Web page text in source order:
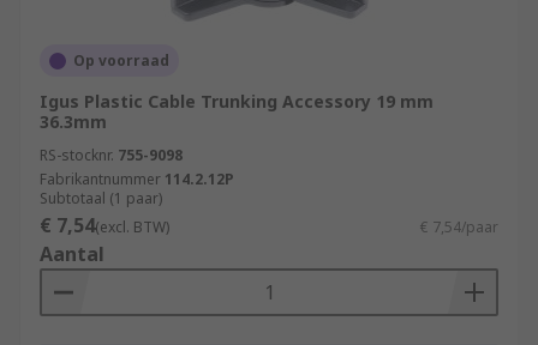
Op voorraad
Igus Plastic Cable Trunking Accessory 19 mm
36.3mm
RS-stocknr. 755-9098
Fabrikantnummer 114.2.12P
Subtotaal (1 paar)
€ 7,54(excl. BTW) € 7,54/paar
Aantal